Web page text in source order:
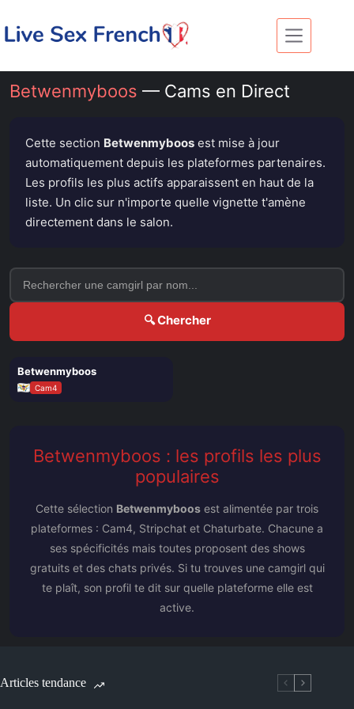
contenu
Betwenmyboos — Cams en Direct
Cette section Betwenmyboos est mise à jour
automatiquement depuis les plateformes partenaires.
Les profils les plus actifs apparaissent en haut de la
liste. Un clic sur n'importe quelle vignette t'amène
directement dans le salon.
🔍 Chercher
○ OFF
Betwenmyboos
Cam4
Betwenmyboos : les profils les plus
populaires
Cette sélection Betwenmyboos est alimentée par trois
plateformes : Cam4, Stripchat et Chaturbate. Chacune a
ses spécificités mais toutes proposent des shows
gratuits et des chats privés. Si tu trouves une camgirl qui
te plaît, son profil te dit sur quelle plateforme elle est
active.
Articles tendance